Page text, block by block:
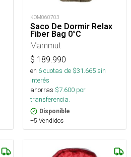
KOM060703
Saco De Dormir Relax
Fiber Bag 0°C
Mammut
$ 189.990
en 6cuotas de $31.665sin
interés
ahorras $7.600 por
transferencia.
Disponible
+5 Vendidos